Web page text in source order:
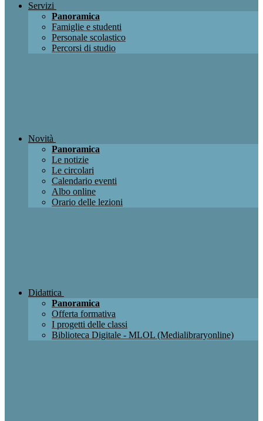
Servizi
Panoramica
Famiglie e studenti
Personale scolastico
Percorsi di studio
Novità
Panoramica
Le notizie
Le circolari
Calendario eventi
Albo online
Orario delle lezioni
Didattica
Panoramica
Offerta formativa
I progetti delle classi
Biblioteca Digitale - MLOL (Medialibraryonline)